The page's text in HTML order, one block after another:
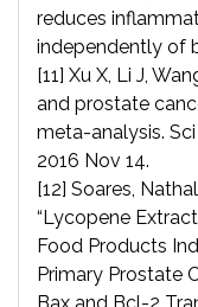
reduces
independently of
[11] Xu X, Li J,
and prostate
meta-analysis.
2016 Nov 14.
[12] Soares,
“Lycopene
Food Products
Primary Prostate